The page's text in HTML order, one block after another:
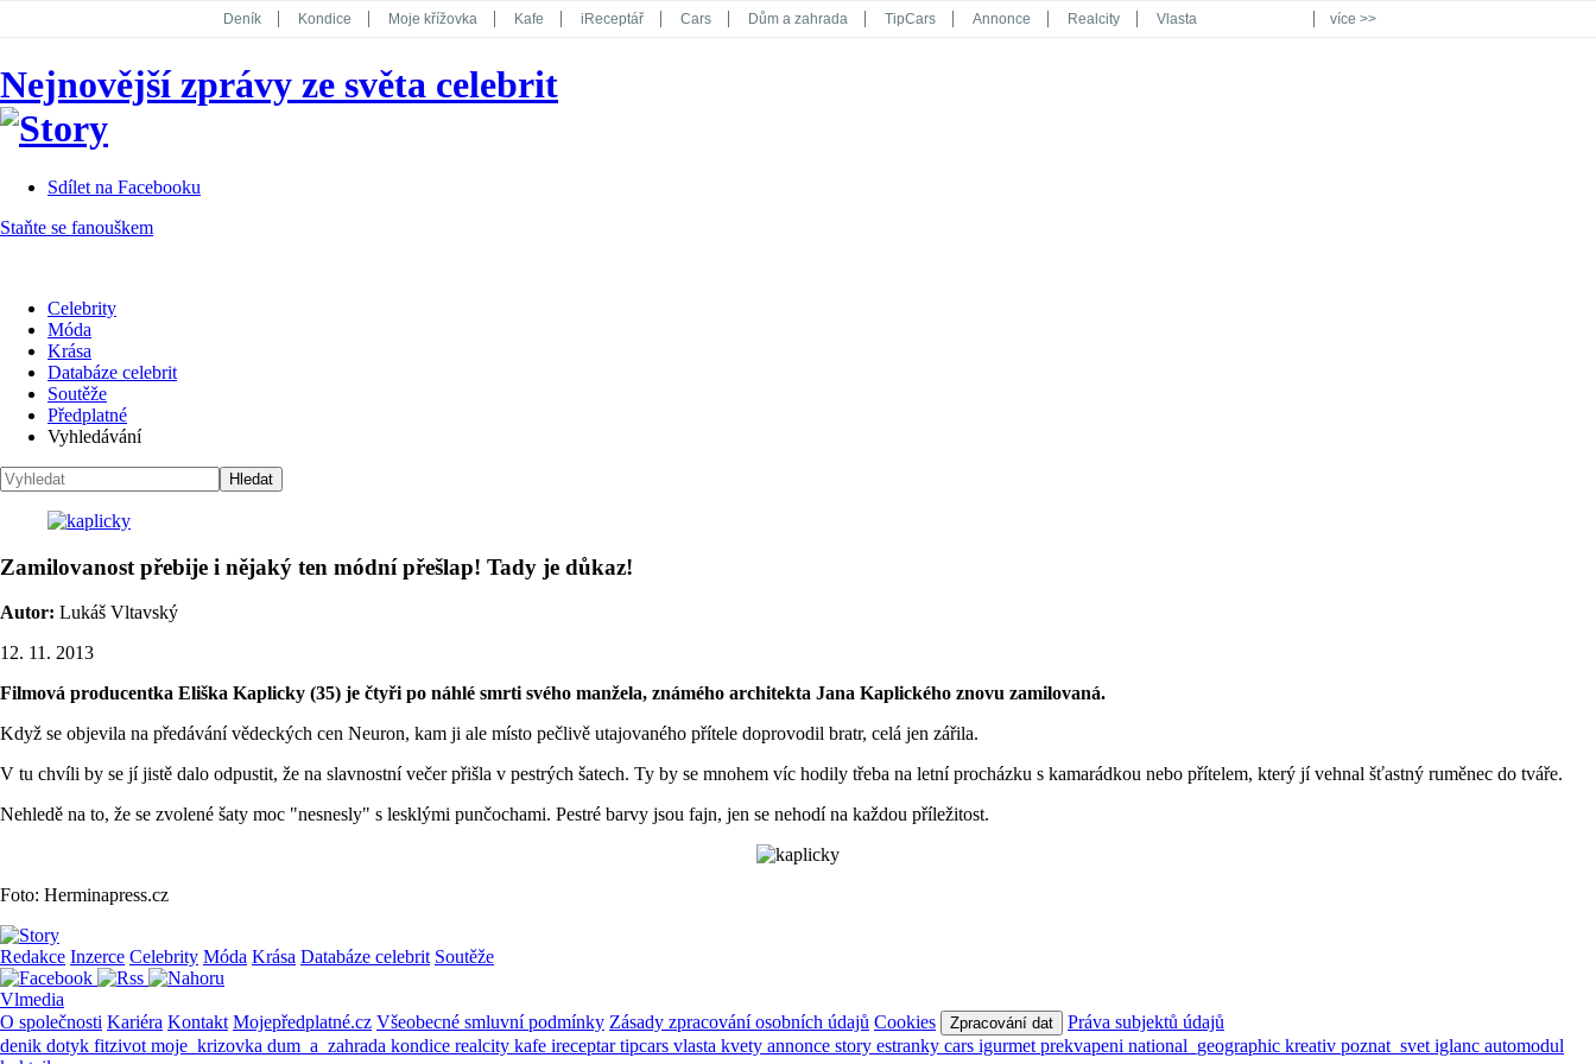
Deník Kondice Moje křížovka Kafe iReceptář Cars Dům a zahrada TipCars Annonce Realcity Vlasta
Koktejl
více >>
Nejnovější zprávy ze světa celebrit
Sdílet na Facebooku
Staňte se fanouškem
Celebrity
Móda
Krása
Databáze celebrit
Soutěže
Předplatné
Vyhledávání
Zamilovanost přebije i nějaký ten módní přešlap! Tady je důkaz!
Autor: Lukáš Vltavský
12. 11. 2013
Filmová producentka Eliška Kaplicky (35) je čtyři po náhlé smrti svého manžela, známého architekta Jana Kaplického znovu zamilovaná.
Když se objevila na předávání vědeckých cen Neuron, kam ji ale místo pečlivě utajovaného přítele doprovodil bratr, celá jen zářila.
V tu chvíli by se jí jistě dalo odpustit, že na slavnostní večer přišla v pestrých šatech. Ty by se mnohem víc hodily třeba na letní procházku s kamarádkou nebo přítelem, který jí vehnal šťastný ruměnec do tváře.
Nehledě na to, že se zvolené šaty moc "nesnesly" s lesklými punčochami. Pestré barvy jsou fajn, jen se nehodí na každou příležitost.
Foto: Herminapress.cz
Redakce Inzerce Celebrity Móda Krása Databáze celebrit Soutěže
Vlmedia
O společnosti Kariéra Kontakt Mojepředplatné.cz Všeobecné smluvní podmínky Zásady zpracování osobních údajů Cookies Zpracování dat
Práva subjektů údajů
denik dotyk fitzivot moje_krizovka dum_a_zahrada kondice realcity kafe ireceptartipcars vlasta kvety annonce story estranky cars igurmet prekvapeni national_geographic kreativ poznat_svet iglanc automodul